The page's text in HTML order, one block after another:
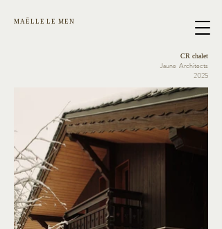
MAËLLE LE MEN
CR chalet
Jaune Architects
2025